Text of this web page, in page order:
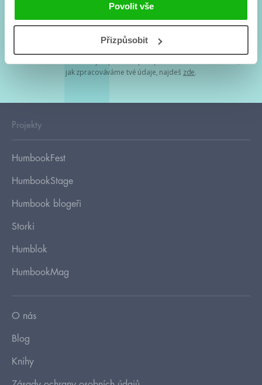
Povolit vše
Přizpůsobit
Tvá e-mailová adresa je u nás v bezpečí. Přečti si
jak zpracováváme tvé údaje, najdeš zde.
Projekty
HumbookFest
HumbookStage
Humbook blogeři
Storki
Humblok
HumbookMag
O nás
Blog
Knihy